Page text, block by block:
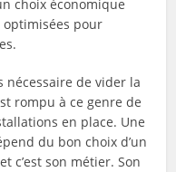
choix économique
optimisées pour
nécessaire de vider la
rompu à ce genre de
en place. Une
du bon choix d’un
c’est son métier. Son